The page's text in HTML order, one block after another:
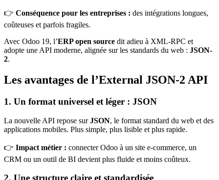
👉 Conséquence pour les entreprises : des intégrations longues,
coûteuses et parfois fragiles.
Avec Odoo 19, l’ERP open source dit adieu à XML-RPC et
adopte une API moderne, alignée sur les standards du web : JSON-
2.
Les avantages de l’External JSON-2 API
1. Un format universel et léger : JSON
La nouvelle API repose surJSON, le format standard du web et des
applications mobiles. Plus simple, plus lisible et plus rapide.
👉 Impact métier : connecter Odoo à un site e-commerce, un
CRM ou un outil de BI devient plus fluide et moins coûteux.